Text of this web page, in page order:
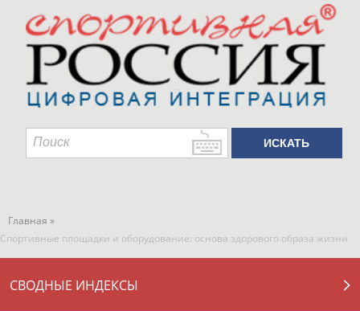
Главная »
Спортивные площадки и оборудование: основа здорового образа жизни
СВОДНЫЕ ИНДЕКСЫ